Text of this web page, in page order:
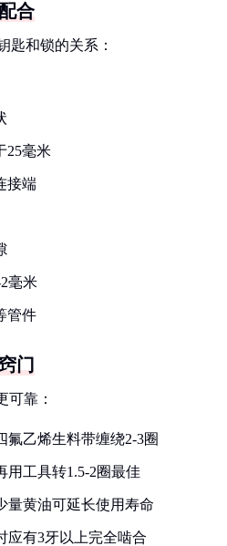
合
匙和锁的关系：
25毫米
接端
毫米
管件
门
可靠：
氟乙烯生料带缠绕2-3圈
用工具转1.5-2圈最佳
量黄油可延长使用寿命
应有3牙以上完全啮合